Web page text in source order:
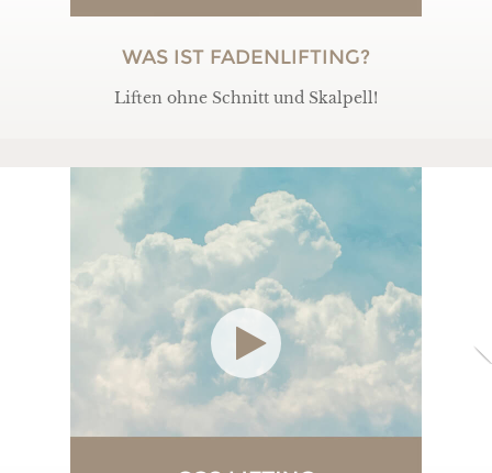
WAS IST FADENLIFTING?
Liften ohne Schnitt und Skalpell!